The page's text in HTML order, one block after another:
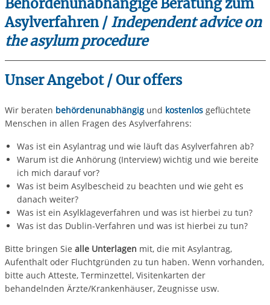
Behördenunabhängige Beratung zum
Asylverfahren / Independent advice on
the asylum procedure
Unser Angebot / Our offers
Wir beraten behördenunabhängig und kostenlos geflüchtete
Menschen in allen Fragen des Asylverfahrens:
Was ist ein Asylantrag und wie läuft das Asylverfahren ab?
Warum ist die Anhörung (Interview) wichtig und wie bereite
ich mich darauf vor?
Was ist beim Asylbescheid zu beachten und wie geht es
danach weiter?
Was ist ein Asylklageverfahren und was ist hierbei zu tun?
Was ist das Dublin-Verfahren und was ist hierbei zu tun?
Bitte bringen Sie alle Unterlagen mit, die mit Asylantrag,
Aufenthalt oder Fluchtgründen zu tun haben. Wenn vorhanden,
bitte auch Atteste, Terminzettel, Visitenkarten der
behandelnden Ärzte/Krankenhäuser, Zeugnisse usw.